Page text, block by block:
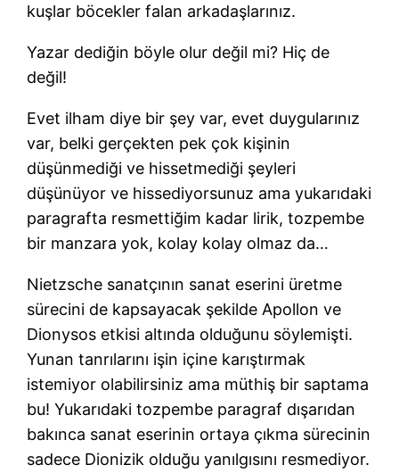
kuşlar böcekler falan arkadaşlarınız.
Yazar dediğin böyle olur değil mi? Hiç de
değil!
Evet ilham diye bir şey var, evet duygularınız
var, belki gerçekten pek çok kişinin
düşünmediği ve hissetmediği şeyleri
düşünüyor ve hissediyorsunuz ama yukarıdaki
paragrafta resmettiğim kadar lirik, tozpembe
bir manzara yok, kolay kolay olmaz da…
Nietzsche sanatçının sanat eserini üretme
sürecini de kapsayacak şekilde Apollon ve
Dionysos etkisi altında olduğunu söylemişti.
Yunan tanrılarını işin içine karıştırmak
istemiyor olabilirsiniz ama müthiş bir saptama
bu! Yukarıdaki tozpembe paragraf dışarıdan
bakınca sanat eserinin ortaya çıkma sürecinin
sadece Dionizik olduğu yanılgısını resmediyor.